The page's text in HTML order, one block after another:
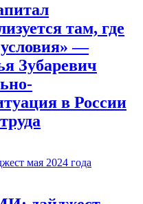
там, где
условия» —
Зубаревич
в России